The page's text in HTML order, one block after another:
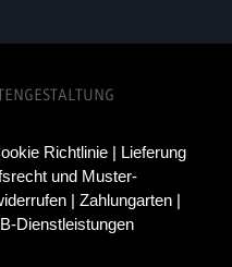
Richtlinie| Lieferung
und Muster-
| Zahlungarten|
Dienstleistungen